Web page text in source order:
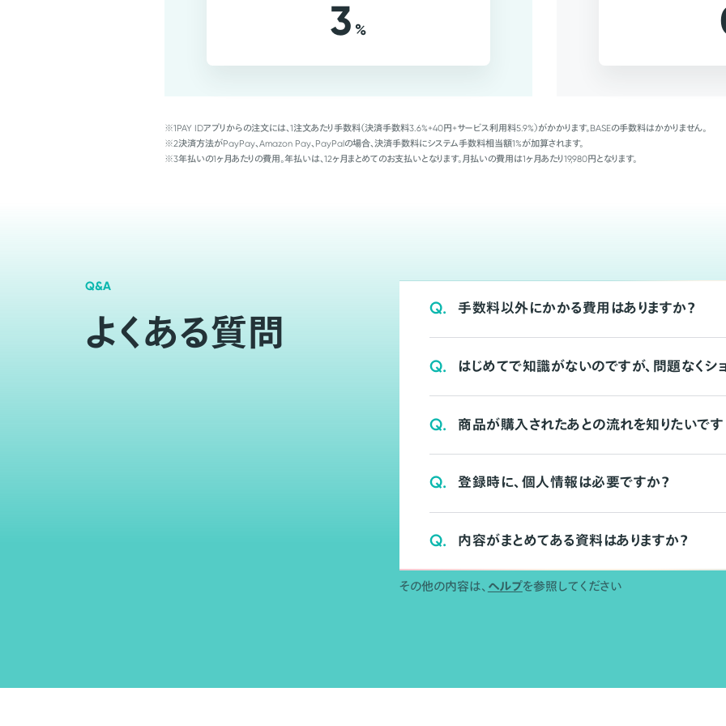
3 %
※1PAY IDアプリからの注文には、1注文あたり手数料（決済手数料3.6%+40円+サービス利用料5.9%）がかかります。BASEの手数料はかかりません。
※2決済方法がPayPay、Amazon Pay、PayPalの場合、決済手数料にシステム手数料相当額1%が加算されます。
※3年払いの1ヶ月あたりの費用。年払いは、12ヶ月まとめてのお支払いとなります。月払いの費用は1ヶ月あたり19,980円となります。
Q&A
よくある質問
Q. 手数料以外にかかる費用はありますか？
Q. はじめてで知識がないのですが、問題なくシ
Q. 商品が購入されたあとの流れを知りたいです
Q. 登録時に、個人情報は必要ですか？
Q. 内容がまとめてある資料はありますか？
その他の内容は、 ヘルプを参照してください